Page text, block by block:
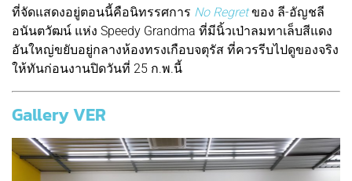
ที่จัดแสดงอยู่ตอนนี้คือนิทรรศการ No Regretของ ลี-อัญชลี
อนันตวัฒน์ แห่ง Speedy Grandma ที่มีนิ้วเป่าลมทาเล็บสีแดง
อันใหญ่ขยับอยู่กลางห้องทรงเกือบจตุรัส ที่ควรรีบไปดูของจริง
ให้ทันก่อนงานปิดวันที่ 25 ก.พ.นี้
Gallery VER